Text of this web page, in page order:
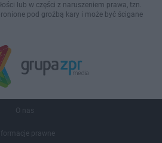
lub w części z naruszeniem prawa, tzn.
pod groźbą kary i może być ścigane
O nas
prawne